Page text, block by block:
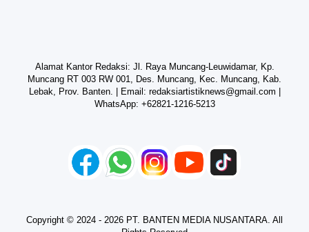
Alamat Kantor Redaksi: Jl. Raya Muncang-Leuwidamar, Kp.
Muncang RT 003 RW 001, Des. Muncang, Kec. Muncang, Kab.
Lebak, Prov. Banten. | Email: redaksiartistiknews@gmail.com
WhatsApp: +62821-1216-5213
Copyright © 2024 - 2026 PT. BANTEN MEDIA NUSANTARA. All